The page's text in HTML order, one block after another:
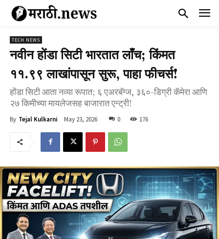
TECH NEWS
नवीन होंडा सिटी भारतात लाँच; किंमत
₹११.९९ लाखांपासून सुरू, पाहा फीचर्स!
होंडा सिटी आता नव्या रूपात; ६ एअरबॅग्ज, ३६०-डिग्री कॅमेरा आणि
२७ किमीच्या मायलेजसह बाजारात एन्ट्री!
By Tejal Kulkarni May 23, 2026 0 176